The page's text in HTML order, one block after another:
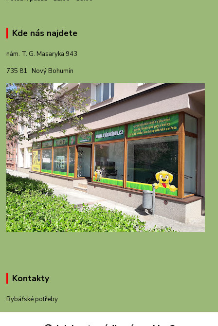
Kde nás najdete
nám. T. G. Masaryka 943
735 81 Nový Bohumín
Kontakty
Rybářské potřeby